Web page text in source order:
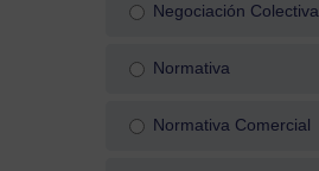
Negociación Colectiva
Normativa
Normativa Comercial